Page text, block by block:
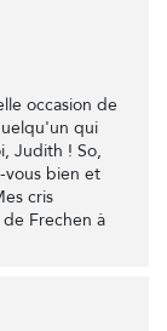
occasion de
qui
Judith ! So,
vous bien et
cris
Frechen à